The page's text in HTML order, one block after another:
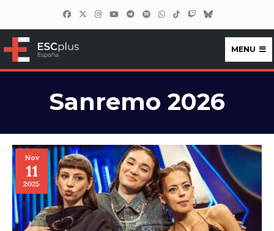
ESCplus España
MENU
Sanremo 2026
Nov
11
2025